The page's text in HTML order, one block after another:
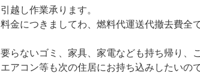
引越し作業承ります。
料金につきましてわ、燃料代運送代撤去費全
要らないゴミ、家具、家電なども持ち帰り、
エアコン等も次の住居にお持ち込みしたいの